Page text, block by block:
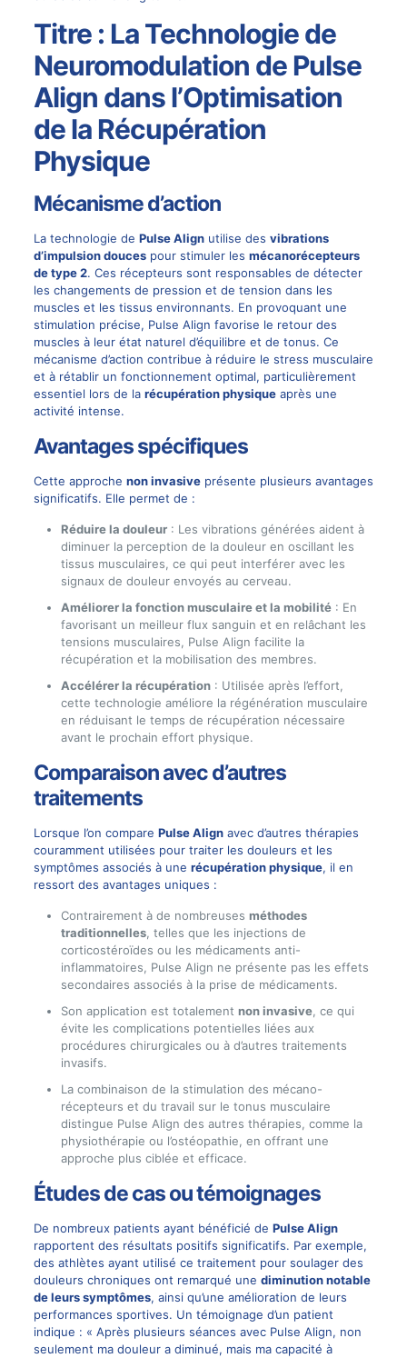
Titre : La Technologie de
Neuromodulation de Pulse
Align dans l’Optimisation
de la Récupération
Physique
Mécanisme d’action
La technologie de Pulse Alignutilise des vibrations
d’impulsion doucespour stimuler les mécanorécepteurs
de type 2. Ces récepteurs sont responsables de détecter
les changements de pression et de tension dans les
muscles et les tissus environnants. En provoquant une
stimulation précise, Pulse Align favorise le retour des
muscles à leur état naturel d’équilibre et de tonus. Ce
mécanisme d’action contribue à réduire le stress musculaire
et à rétablir un fonctionnement optimal, particulièrement
essentiel lors de la récupération physiqueaprès une
activité intense.
Avantages spécifiques
Cette approche non invasiveprésente plusieurs avantages
significatifs. Elle permet de :
Réduire la douleur: Les vibrations générées aident à
diminuer la perception de la douleur en oscillant les
tissus musculaires, ce qui peut interférer avec les
signaux de douleur envoyés au cerveau.
Améliorer la fonction musculaire et la mobilité: En
favorisant un meilleur flux sanguin et en relâchant les
tensions musculaires, Pulse Align facilite la
récupération et la mobilisation des membres.
Accélérer la récupération: Utilisée après l’effort,
cette technologie améliore la régénération musculaire
en réduisant le temps de récupération nécessaire
avant le prochain effort physique.
Comparaison avec d’autres
traitements
Lorsque l’on compare Pulse Alignavec d’autres thérapies
couramment utilisées pour traiter les douleurs et les
symptômes associés à une récupération physique, il en
ressort des avantages uniques :
Contrairement à de nombreuses méthodes
traditionnelles, telles que les injections de
corticostéroïdes ou les médicaments anti-
inflammatoires, Pulse Align ne présente pas les effets
secondaires associés à la prise de médicaments.
Son application est totalement non invasive, ce qui
évite les complications potentielles liées aux
procédures chirurgicales ou à d’autres traitements
invasifs.
La combinaison de la stimulation des mécano-
récepteurs et du travail sur le tonus musculaire
distingue Pulse Align des autres thérapies, comme la
physiothérapie ou l’ostéopathie, en offrant une
approche plus ciblée et efficace.
Études de cas ou témoignages
De nombreux patients ayant bénéficié de Pulse Align
rapportent des résultats positifs significatifs. Par exemple,
des athlètes ayant utilisé ce traitement pour soulager des
douleurs chroniques ont remarqué une diminution notable
de leurs symptômes, ainsi qu’une amélioration de leurs
performances sportives. Un témoignage d’un patient
indique : « Après plusieurs séances avec Pulse Align, non
seulement ma douleur a diminué, mais ma capacité à